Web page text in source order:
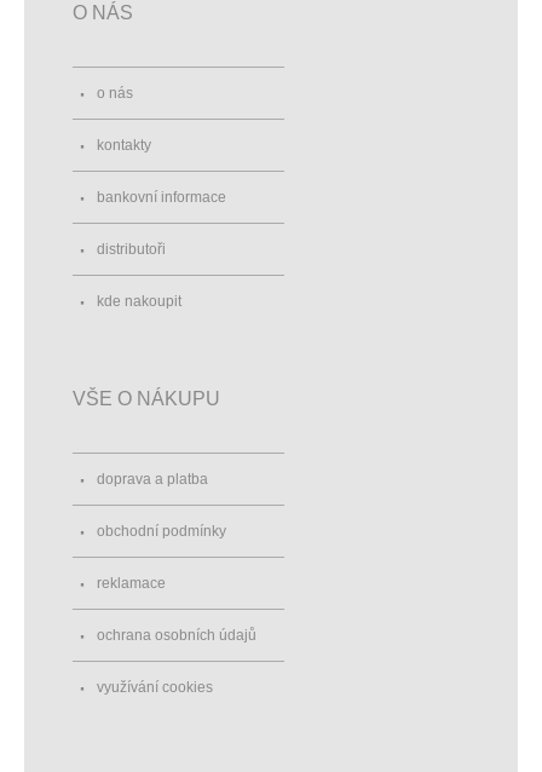
O NÁS
o nás
kontakty
bankovní informace
distributoři
kde nakoupit
VŠE O NÁKUPU
doprava a platba
obchodní podmínky
reklamace
ochrana osobních údajů
využívání cookies